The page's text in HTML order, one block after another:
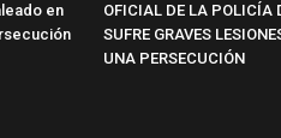
en
OFICIAL DE LA POLICÍA
SUFRE GRAVES
UNA PERSECUCIÓN